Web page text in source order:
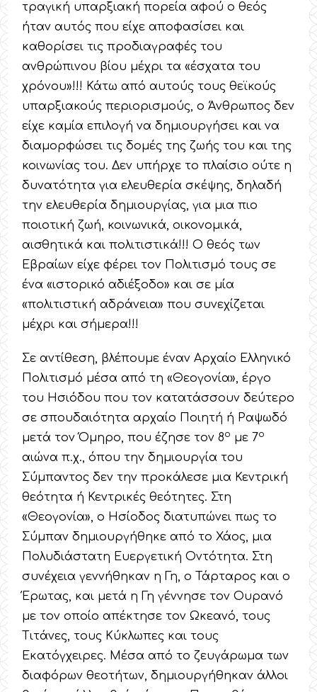
τραγική υπαρξιακή πορεία αφού ο θεός
ήταν αυτός που είχε αποφασίσει και
καθορίσει τις προδιαγραφές του
ανθρώπινου βίου μέχρι τα «έσχατα του
χρόνου»!!! Κάτω από αυτούς τους θεϊκούς
υπαρξιακούς περιορισμούς, ο Άνθρωπος δεν
είχε καμία επιλογή να δημιουργήσει και να
διαμορφώσει τις δομές της ζωής του και της
κοινωνίας του. Δεν υπήρχε το πλαίσιο ούτε η
δυνατότητα για ελευθερία σκέψης, δηλαδή
την ελευθερία δημιουργίας, για μια πιο
ποιοτική ζωή, κοινωνικά, οικονομικά,
αισθητικά και πολιτιστικά!!! Ο θεός των
Εβραίων είχε φέρει τον Πολιτισμό τους σε
ένα «ιστορικό αδιέξοδο» και σε μία
«πολιτιστική αδράνεια» που συνεχίζεται
μέχρι και σήμερα!!!
Σε αντίθεση, βλέπουμε έναν Αρχαίο Ελληνικό
Πολιτισμό μέσα από τη «Θεογονία», έργο
του Ησιόδου που τον κατατάσσουν δεύτερο
σε σπουδαιότητα αρχαίο Ποιητή ή Ραψωδό
μετά τον Όμηρο, που έζησε τον 8ο με 7ο
αιώνα π.χ., όπου την δημιουργία του
Σύμπαντος δεν την προκάλεσε μια Κεντρική
θεότητα ή Κεντρικές θεότητες. Στη
«Θεογονία», ο Ησίοδος διατυπώνει πως το
Σύμπαν δημιουργήθηκε από το Χάος, μια
Πολυδιάστατη Ευεργετική Οντότητα. Στη
συνέχεια γεννήθηκαν η Γη, ο Τάρταρος και ο
Έρωτας, και μετά η Γη γέννησε τον Ουρανό
με τον οποίο απέκτησε τον Ωκεανό, τους
Τιτάνες, τους Κύκλωπες και τους
Εκατόγχειρες. Μέσα από το ζευγάρωμα των
διαφόρων θεοτήτων, δημιουργήθηκαν άλλοι